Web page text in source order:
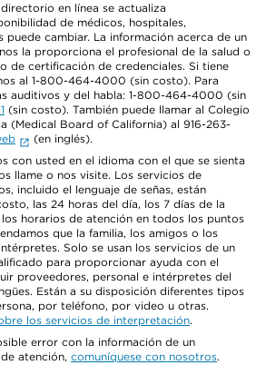
en línea se actualiza
de médicos, hospitales,
puede cambiar. La información acerca de un
la proporciona el profesional de la salud o
de certificación de credenciales. Si tiene
al 1-800-464-4000 (sin costo). Para
auditivos y del habla: 1-800-464-4000 (sin
(sin costo). También puede llamar al Colegio
(Medical Board of California) al 916-263-
(en inglés).
con usted en el idioma con el que se sienta
llame o nos visite. Los servicios de
incluido el lenguaje de señas, están
las 24 horas del día, los 7 días de la
horarios de atención en todos los puntos
que la familia, los amigos o los
Solo se usan los servicios de un
para proporcionar ayuda con el
proveedores, personal e intérpretes del
Están a su disposición diferentes tipos
por teléfono, por video u otras.
los servicios de interpretación.
error con la información de un
atención, comuníquese con nosotros.